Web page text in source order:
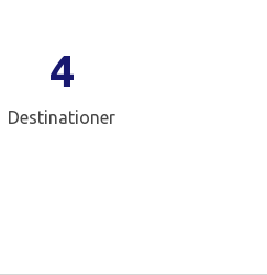
4
Destinationer